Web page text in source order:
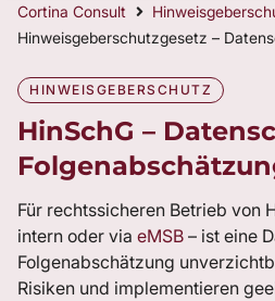
Cortina Consult
Hinweisgeberschutzgesetz –
HINWEISGEBERSCHUTZ
HinSchG –
Für rechtssicheren Betrieb von
intern oder via eMSB – ist eine
Folgenabschätzung
Risiken und implementieren